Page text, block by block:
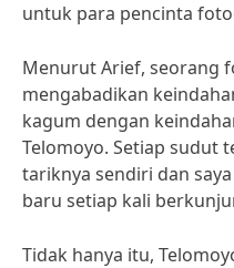
untuk para pencinta
Menurut Arief, seorang
mengabadikan
kagum dengan
Telomoyo. Setiap sudut
tariknya sendiri dan
baru setiap kali
Tidak hanya itu,